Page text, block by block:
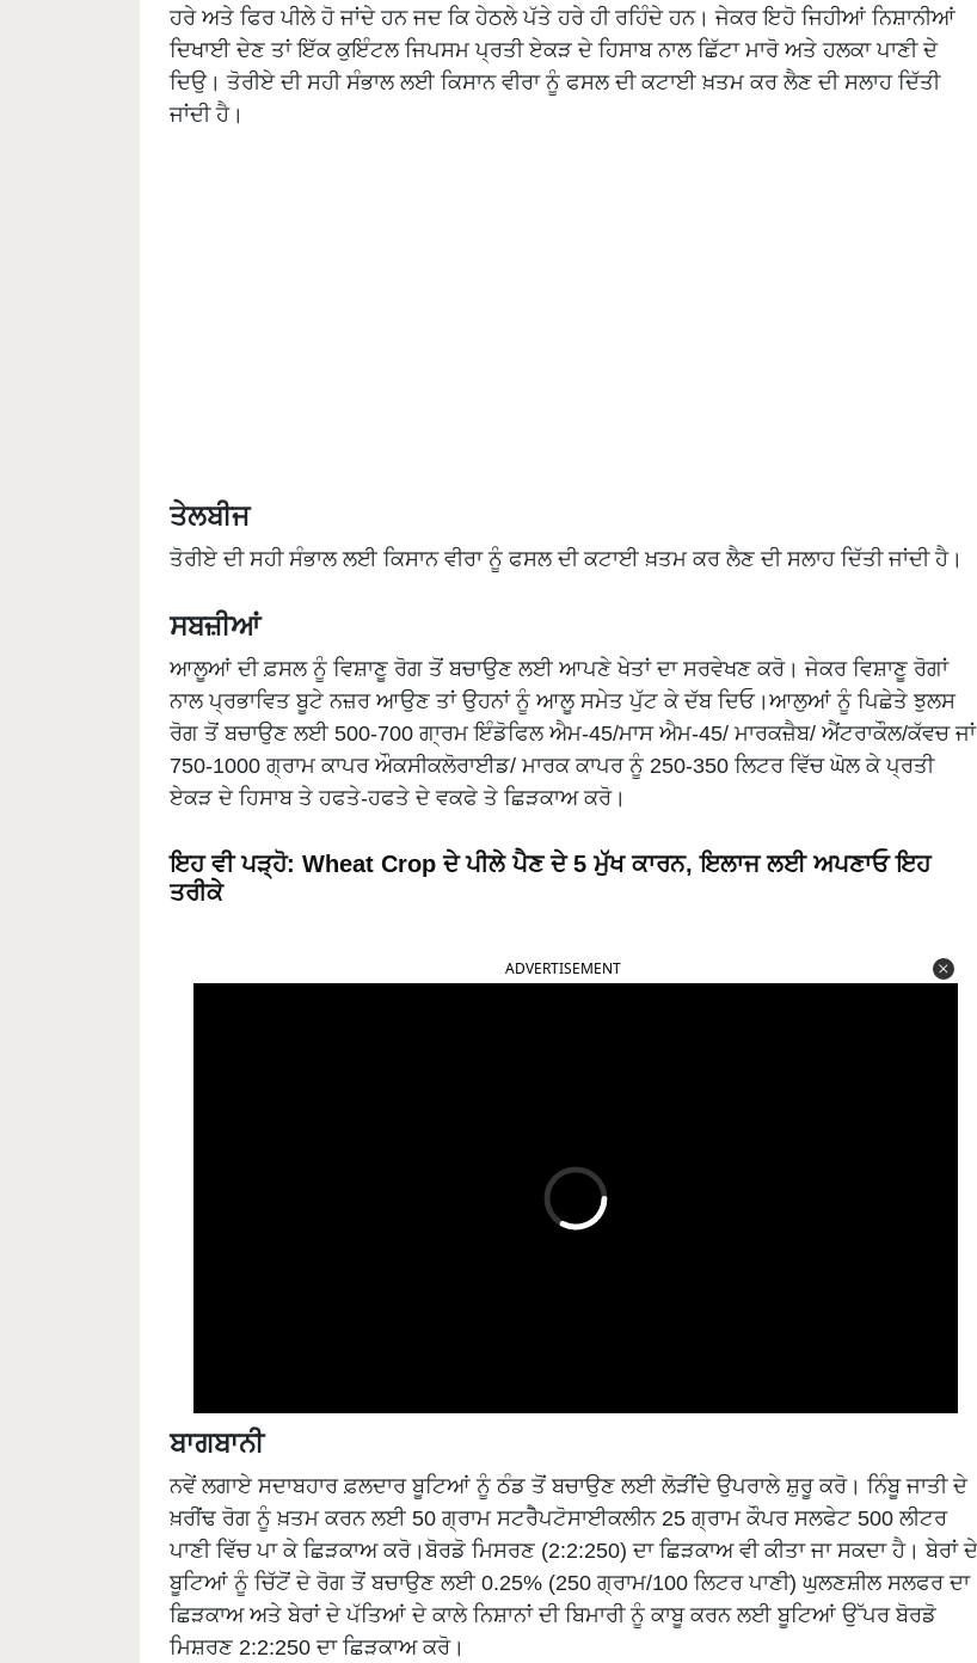
ਹਰੇ ਅਤੇ ਫਿਰ ਪੀਲੇ ਹੋ ਜਾਂਦੇ ਹਨ ਜਦ ਕਿ ਹੇਠਲੇ ਪੱਤੇ ਹਰੇ ਹੀ ਰਹਿੰਦੇ ਹਨ। ਜੇਕਰ ਇਹੋ ਜਿਹੀਆਂ ਨਿਸ਼ਾਨੀਆਂ
ਦਿਖਾਈ ਦੇਣ ਤਾਂ ਇੱਕ ਕੁਇੰਟਲ ਜਿਪਸਮ ਪ੍ਰਤੀ ਏਕੜ ਦੇ ਹਿਸਾਬ ਨਾਲ ਛਿੱਟਾ ਮਾਰੋ ਅਤੇ ਹਲਕਾ ਪਾਣੀ ਦੇ
ਦਿਉ। ਤੋਰੀਏ ਦੀ ਸਹੀ ਸੰਭਾਲ ਲਈ ਕਿਸਾਨ ਵੀਰਾ ਨੂੰ ਫਸਲ ਦੀ ਕਟਾਈ ਖ਼ਤਮ ਕਰ ਲੈਣ ਦੀ ਸਲਾਹ ਦਿੱਤੀ
ਜਾਂਦੀ ਹੈ।
ਤੇਲਬੀਜ
ਤੋਰੀਏ ਦੀ ਸਹੀ ਸੰਭਾਲ ਲਈ ਕਿਸਾਨ ਵੀਰਾ ਨੂੰ ਫਸਲ ਦੀ ਕਟਾਈ ਖ਼ਤਮ ਕਰ ਲੈਣ ਦੀ ਸਲਾਹ ਦਿੱਤੀ ਜਾਂਦੀ ਹੈ।
ਸਬਜ਼ੀਆਂ
ਆਲੂਆਂ ਦੀ ਫ਼ਸਲ ਨੂੰ ਵਿਸ਼ਾਣੂ ਰੋਗ ਤੋਂ ਬਚਾਉਣ ਲਈ ਆਪਣੇ ਖੇਤਾਂ ਦਾ ਸਰਵੇਖਣ ਕਰੋ। ਜੇਕਰ ਵਿਸ਼ਾਣੂ ਰੋਗਾਂ
ਨਾਲ ਪ੍ਰਭਾਵਿਤ ਬੂਟੇ ਨਜ਼ਰ ਆਉਣ ਤਾਂ ਉਹਨਾਂ ਨੂੰ ਆਲੂ ਸਮੇਤ ਪੁੱਟ ਕੇ ਦੱਬ ਦਿਓ।ਆਲੁਆਂ ਨੂੰ ਪਿਛੇਤੇ ਝੁਲਸ
ਰੋਗ ਤੋਂ ਬਚਾਉਣ ਲਈ 500-700 ਗਾ੍ਰਮ ਇੰਡੋਫਿਲ ਐਮ-45/ਮਾਸ ਐਮ-45/ ਮਾਰਕਜ਼ੈਬ/ ਐਂਟਰਾਕੌਲ/ਕੱਵਚ ਜਾਂ
750-1000 ਗ੍ਰਾਮ ਕਾਪਰ ਔਕਸੀਕਲੋਰਾਈਡ/ ਮਾਰਕ ਕਾਪਰ ਨੂੰ 250-350 ਲਿਟਰ ਵਿੱਚ ਘੋਲ ਕੇ ਪ੍ਰਤੀ
ਏਕੜ ਦੇ ਹਿਸਾਬ ਤੇ ਹਫਤੇ-ਹਫਤੇ ਦੇ ਵਕਫੇ ਤੇ ਛਿੜਕਾਅ ਕਰੋ।
ਇਹ ਵੀ ਪੜ੍ਹੋ: Wheat Crop ਦੇ ਪੀਲੇ ਪੈਣ ਦੇ 5 ਮੁੱਖ ਕਾਰਨ, ਇਲਾਜ ਲਈ ਅਪਣਾਓ ਇਹ
ਤਰੀਕੇ
ਨਵੇਂ ਲਗਾਏ ਸਦਾਬਹਾਰ ਫ਼ਲਦਾਰ ਬੂਟਿਆਂ ਨੂੰ ਠੰਡ ਤੋਂ ਬਚਾਉਣ ਲਈ ਲੋੜੀਂਦੇ ਉਪਰਾਲੇ ਸ਼ੁਰੂ ਕਰੋ। ਨਿੰਬੂ ਜਾਤੀ ਦੇ
ਖ਼ਰੀਂਢ ਰੋਗ ਨੂੰ ਖ਼ਤਮ ਕਰਨ ਲਈ 50 ਗ੍ਰਾਮ ਸਟਰੈੋਪਟੋਸਾਈਕਲੀਨ 25 ਗ੍ਰਾਮ ਕੌਪਰ ਸਲਫੇਟ 500 ਲੀਟਰ
ਪਾਣੀ ਵਿੱਚ ਪਾ ਕੇ ਛਿੜਕਾਅ ਕਰੋ।ਬੋਰਡੋ ਮਿਸਰਣ (2:2:250) ਦਾ ਛਿੜਕਾਅ ਵੀ ਕੀਤਾ ਜਾ ਸਕਦਾ ਹੈ। ਬੇਰਾਂ ਦੇ
ਬੂਟਿਆਂ ਨੂੰ ਚਿੱਟੋਂ ਦੇ ਰੋਗ ਤੋਂ ਬਚਾਉਣ ਲਈ 0.25% (250 ਗ੍ਰਾਮ/100 ਲਿਟਰ ਪਾਣੀ) ਘੁਲਣਸ਼ੀਲ ਸਲਫਰ ਦਾ
ਛਿੜਕਾਅ ਅਤੇ ਬੇਰਾਂ ਦੇ ਪੱਤਿਆਂ ਦੇ ਕਾਲੇ ਨਿਸ਼ਾਨਾਂ ਦੀ ਬਿਮਾਰੀ ਨੂੰ ਕਾਬੂ ਕਰਨ ਲਈ ਬੂਟਿਆਂ ਉੱਪਰ ਬੋਰਡੋ
ਮਿਸ਼ਰਣ 2:2:250 ਦਾ ਛਿੜਕਾਅ ਕਰੋ।